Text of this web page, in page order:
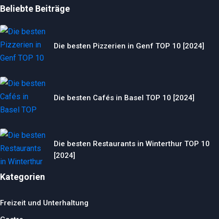
Beliebte Beiträge
Die besten Pizzerien in Genf TOP 10 [2024]
Die besten Cafés in Basel TOP 10 [2024]
Die besten Restaurants in Winterthur TOP 10
[2024]
Kategorien
Freizeit und Unterhaltung